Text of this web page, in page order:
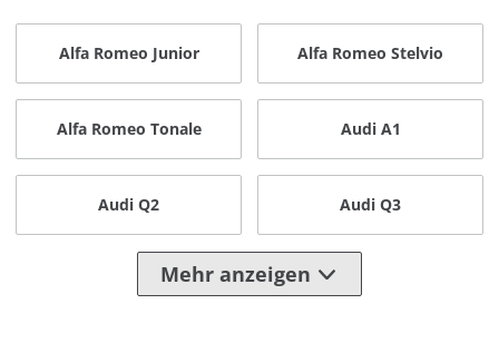
Alfa Romeo Junior Alfa Romeo Stelvio
Alfa Romeo Tonale Audi A1
Audi Q2 Audi Q3
Mehr anzeigen